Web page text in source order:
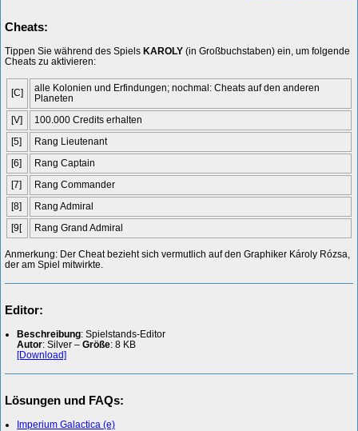
Cheats:
Tippen Sie während des Spiels KAROLY (in Großbuchstaben) ein, um folgende
Cheats zu aktivieren:
[C]
alle Kolonien und Erfindungen; nochmal: Cheats auf den anderen
Planeten
[V]
100.000 Credits erhalten
[5]
Rang Lieutenant
[6]
Rang Captain
[7]
Rang Commander
[8]
Rang Admiral
[9[
Rang Grand Admiral
Anmerkung: Der Cheat bezieht sich vermutlich auf den Graphiker Károly Rózsa,
der am Spiel mitwirkte.
Editor:
Beschreibung: Spielstands-Editor
Autor: Silver – Größe: 8 KB
[Download]
Lösungen und FAQs:
Imperium Galactica (e)